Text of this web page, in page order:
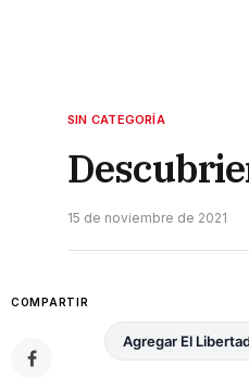
SIN CATEGORÍA
15 de noviembre de 2021
COMPARTIR
Agregar El